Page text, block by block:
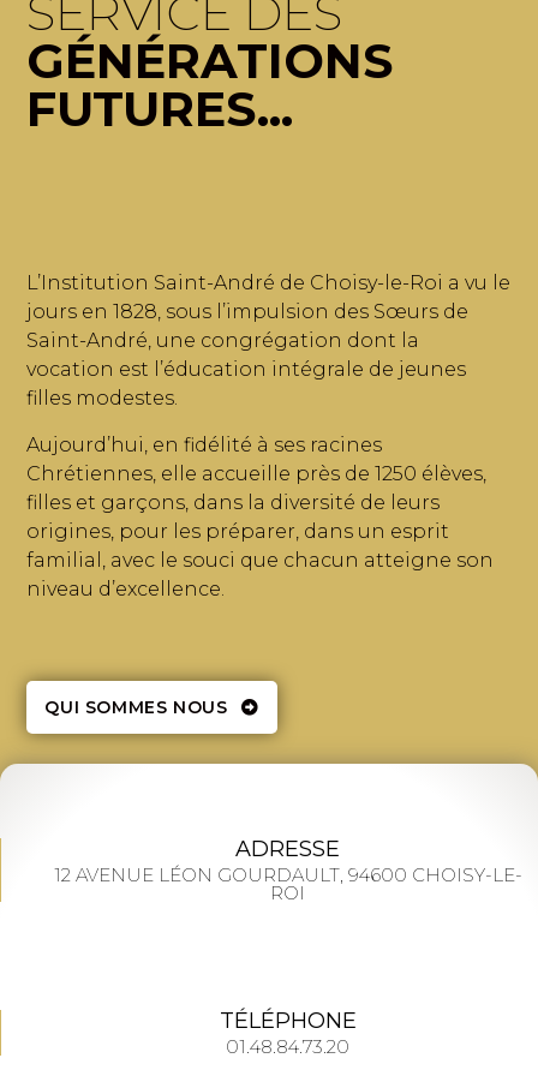
SERVICE DES
GÉNÉRATIONS
FUTURES...
L’Institution Saint-André de Choisy-le-Roi a vu le
jours en 1828, sous l’impulsion des Sœurs de
Saint-André, une congrégation dont la
vocation est l’éducation intégrale de jeunes
filles modestes.
Aujourd’hui, en fidélité à ses racines
Chrétiennes, elle accueille près de 1250 élèves,
filles et garçons, dans la diversité de leurs
origines, pour les préparer, dans un esprit
familial, avec le souci que chacun atteigne son
niveau d’excellence.
QUI SOMMES NOUS
ADRESSE
12 AVENUE LÉON GOURDAULT, 94600 CHOISY-LE-
ROI
TÉLÉPHONE
01.48.84.73.20